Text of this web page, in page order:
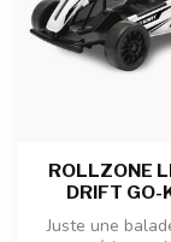
ROLLZONE
DRIFT GO-
Juste une